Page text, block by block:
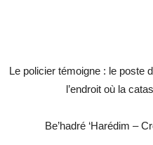
Le policier témoigne : le poste
l’endroit où la
Be’hadré ‘Harédim –